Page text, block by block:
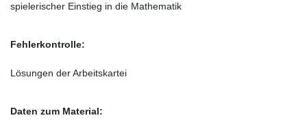
spielerischer Einstieg in die Mathematik
Fehlerkontrolle:
Lösungen der Arbeitskartei
Daten zum Material: